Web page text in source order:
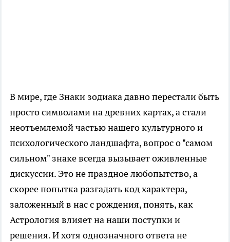
В мире, где Знаки зодиака давно перестали быть
просто символами на древних картах, а стали
неотъемлемой частью нашего культурного и
психологического ландшафта, вопрос о "самом
сильном" знаке всегда вызывает оживленные
дискуссии. Это не праздное любопытство, а
скорее попытка разгадать код характера,
заложенный в нас с рождения, понять, как
Астрология влияет на наши поступки и
решения. И хотя однозначного ответа не